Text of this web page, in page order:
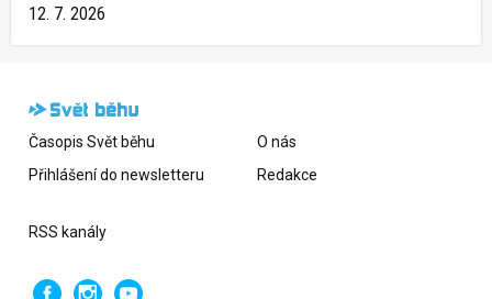
12. 7. 2026
Časopis Svět běhu
Přihlášení do newsletteru
O nás
Redakce
RSS kanály